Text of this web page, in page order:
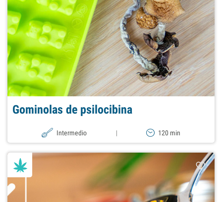
Gominolas de psilocibina
Intermedio | 120 min